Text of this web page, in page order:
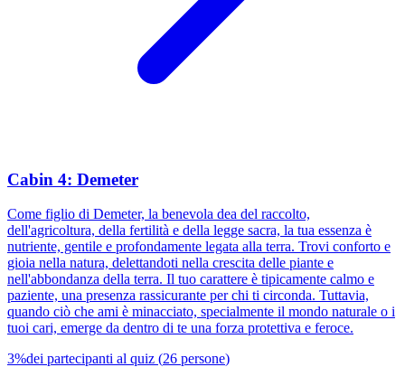
Cabin 4: Demeter
Come figlio di Demeter, la benevola dea del raccolto,
dell'agricoltura, della fertilità e della legge sacra, la tua essenza è
nutriente, gentile e profondamente legata alla terra. Trovi conforto e
gioia nella natura, delettandoti nella crescita delle piante e
nell'abbondanza della terra. Il tuo carattere è tipicamente calmo e
paziente, una presenza rassicurante per chi ti circonda. Tuttavia,
quando ciò che ami è minacciato, specialmente il mondo naturale o i
tuoi cari, emerge da dentro di te una forza protettiva e feroce.
3%dei partecipanti al quiz (26 persone)